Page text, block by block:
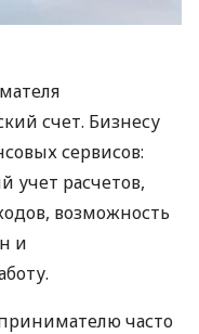
счет. Бизнесу
сервисов:
учет расчетов,
возможность
и
часто